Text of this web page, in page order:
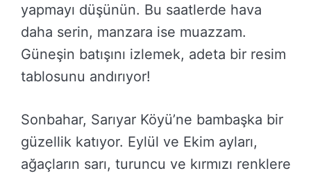
yapmayı düşünün. Bu saatlerde hava
daha serin, manzara ise muazzam.
Güneşin batışını izlemek, adeta bir resim
tablosunu andırıyor!
Sonbahar, Sarıyar Köyü’ne bambaşka bir
güzellik katıyor. Eylül ve Ekim ayları,
ağaçların sarı, turuncu ve kırmızı renklere